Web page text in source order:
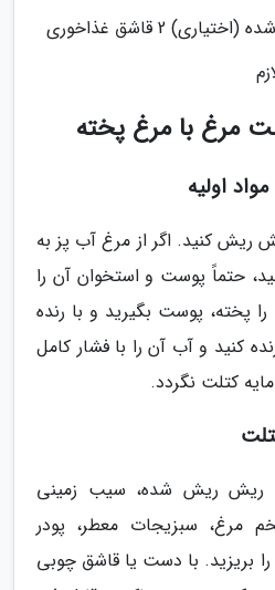
2 قاشق غذاخوری
مرغ با مرغ پخته
اولیه
ریش کنید. اگر از مرغ آب پز به
حتماً پوست و استخوان آن را
پخته، پوست بگیرید و با رنده
رنده کنید و آب آن را با فشار کامل
کتلت نگردد.
ریش ریش شده، سیب زمینی
مرغ، سبزیجات معطر، پودر
بریزید. با دست یا قاشق چوبی